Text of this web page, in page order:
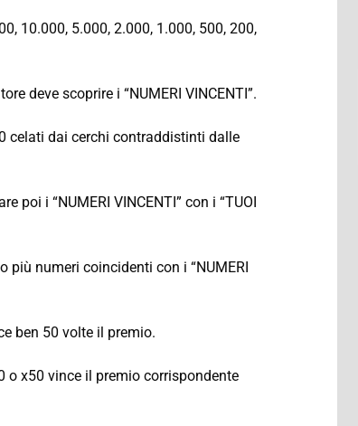
10.000, 5.000, 2.000, 1.000, 500, 200,
deve scoprire i “NUMERI VINCENTI”.
celati dai cerchi contraddistinti dalle
poi i “NUMERI VINCENTI” con i “TUOI
più numeri coincidenti con i “NUMERI
ben 50 volte il premio.
o x50 vince il premio corrispondente